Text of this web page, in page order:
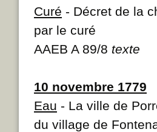
Curé - Décret de la
par le curé
AAEB A 89/8 texte
10 novembre 1779
Eau - La ville de
du village de